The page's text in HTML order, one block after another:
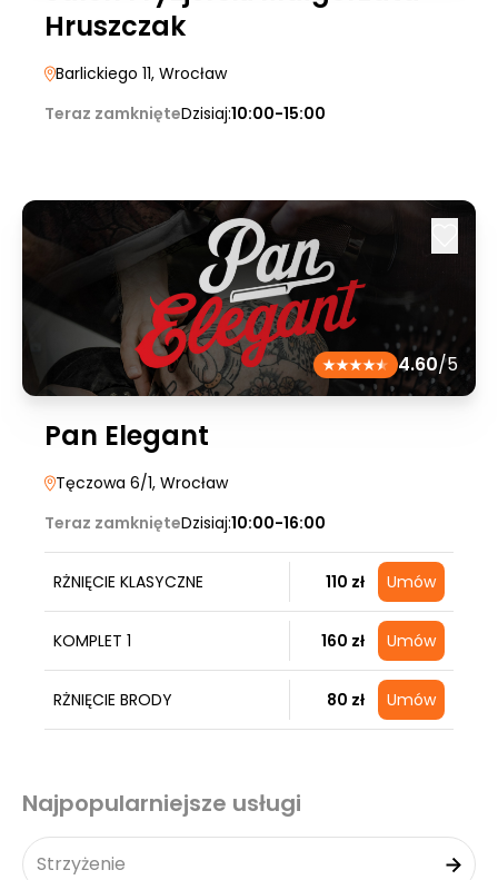
Hruszczak
Barlickiego 11, Wrocław
Teraz zamknięteDzisiaj:10:00-15:00
4.60/5
Pan Elegant
Tęczowa 6/1, Wrocław
Teraz zamknięteDzisiaj:10:00-16:00
RŻNIĘCIE KLASYCZNE 110 zł Umów
KOMPLET 1 160 zł Umów
RŻNIĘCIE BRODY 80 zł Umów
Najpopularniejsze usługi
Strzyżenie